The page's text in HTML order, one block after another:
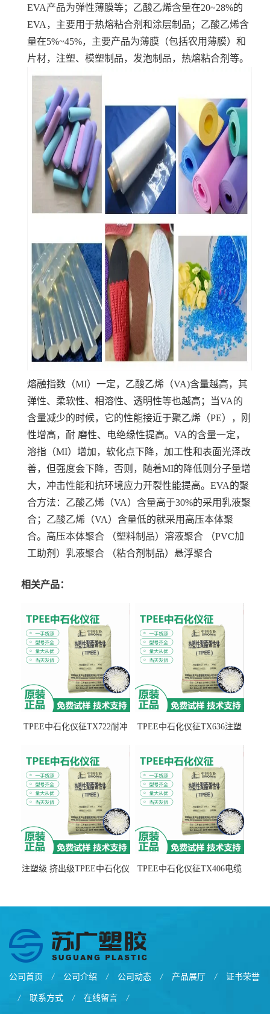
EVA产品为弹性薄膜等； 乙酸乙烯含量在20~28%的
EVA，主要用于热熔粘合剂和涂层制品； 乙酸乙烯含
量在5%~45%，主要产品为薄膜（包括农用薄膜）和
片材，注塑、模塑制品，发泡制品，热熔粘合剂等。
熔融指数（MI）一定，乙酸乙烯（VA)含量越高，其
弹性、柔软性、相溶性、透明性等也越高；当VA的
含量减少的时候，它的性能接近于聚乙烯（PE），刚
性增高，耐 磨性、电绝缘性提高。VA的含量一定，
溶指（MI）增加，软化点下降，加工性和表面光泽改
善，但强度会下降，否则，随着MI的降低则分子量增
大，冲击性能和抗环境应力开裂性能提高。 EVA的聚
合方法：乙酸乙烯（VA）含量高于30%的采用乳液聚
合；乙酸乙烯（VA）含量低的就采用高压本体聚
合。 高压本体聚合 （塑料制品） 溶液聚合 （PVC加
工助剂） 乳液聚合 （粘合剂制品） 悬浮聚合
相关产品：
TPEE中石化仪征TX722耐冲
TPEE中石化仪征TX636注塑
注塑级 挤出级TPEE中石化仪
TPEE中石化仪征TX406电缆
公司首页 / 公司介绍 / 公司动态 / 产品展厅 / 证书荣誉
/ 联系方式 / 在线留言 /